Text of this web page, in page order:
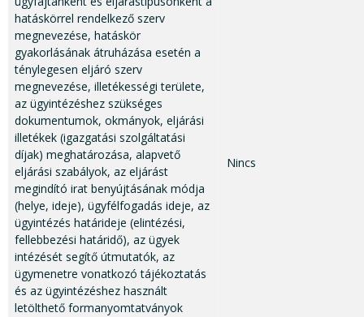
hatáskörrel rendelkező szerv
megnevezése, hatáskör
gyakorlásának átruházása esetén a
ténylegesen eljáró szerv
megnevezése, illetékességi területe,
az ügyintézéshez szükséges
dokumentumok, okmányok, eljárási
illetékek (igazgatási szolgáltatási
díjak) meghatározása, alapvető
eljárási szabályok, az eljárást
megindító irat benyújtásának módja
(helye, ideje), ügyfélfogadás ideje, az
ügyintézés határideje (elintézési,
fellebbezési határidő), az ügyek
intézését segítő útmutatók, az
ügymenetre vonatkozó tájékoztatás
és az ügyintézéshez használt
letölthető formanyomtatványok
Nincs